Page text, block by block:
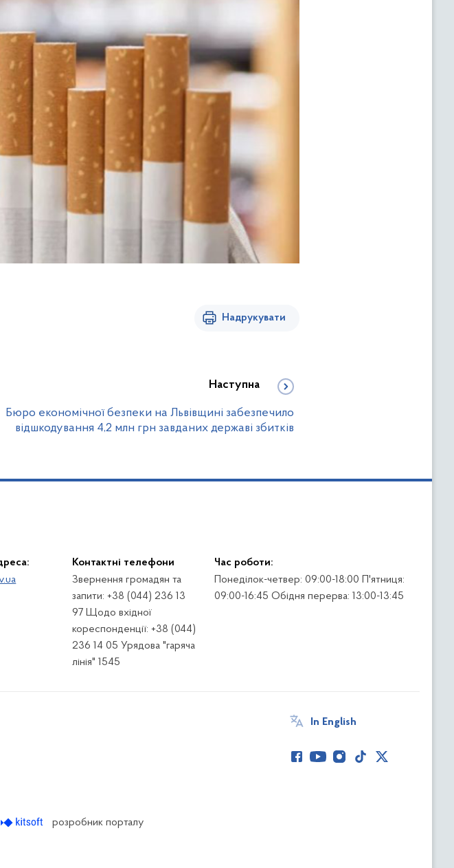
Надрукувати
Наступна
Бюро економічної безпеки на Львівщині забезпечило
відшкодування 4,2 млн грн завданих державі збитків
Контактні телефони
Звернення громадян та
запити: +38 (044) 236 13
97 Щодо вхідної
кореспонденції: +38 (044)
236 14 05 Урядова "гаряча
лінія" 1545
Час роботи:
Понеділок-четвер: 09:00-18:00 П'ятниця:
09:00-16:45 Обідня перерва: 13:00-13:45
In English
розробник порталу